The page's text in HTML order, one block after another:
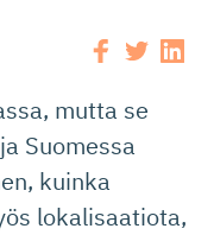
mutta se
Suomessa
kuinka
lokalisaatiota,